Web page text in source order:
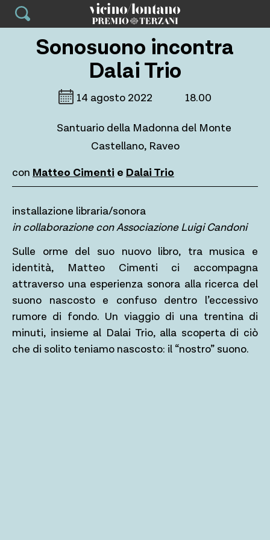
Skip
contentSonosuono incontra
Dalai Trio
14 agosto 2022 18.00
Santuario della Madonna del Monte
Castellano, Raveo
con Matteo Cimenti e Dalai Trio
installazione libraria/sonora
in collaborazione con Associazione Luigi Candoni
Sulle orme del suo nuovo libro, tra musica e
identità, Matteo Cimenti ci accompagna
attraverso una esperienza sonora alla ricerca del
suono nascosto e confuso dentro l’eccessivo
rumore di fondo. Un viaggio di una trentina di
minuti, insieme al Dalai Trio, alla scoperta di ciò
che di solito teniamo nascosto: il “nostro” suono.